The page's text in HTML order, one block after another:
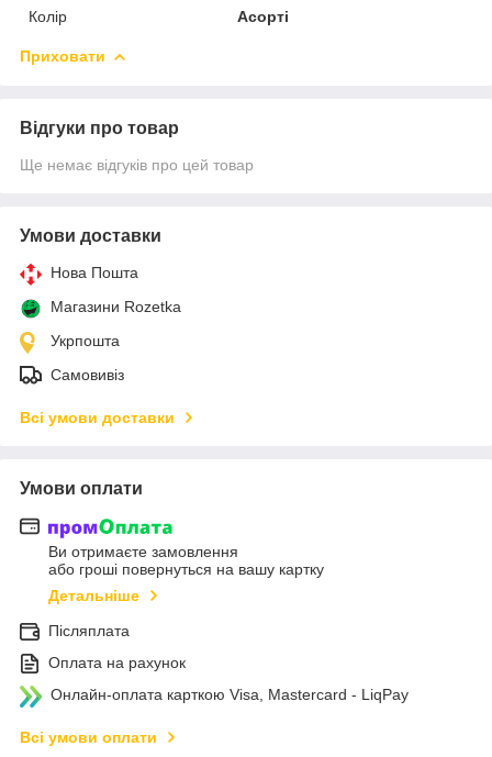
Колір
Асорті
Приховати
Відгуки про товар
Ще немає відгуків про цей товар
Умови доставки
Нова Пошта
Магазини Rozetka
Укрпошта
Самовивіз
Всі умови доставки
Умови оплати
Ви отримаєте замовлення
або гроші повернуться на вашу картку
Детальніше
Післяплата
Оплата на рахунок
Онлайн-оплата карткою Visa, Mastercard - LiqPay
Всі умови оплати